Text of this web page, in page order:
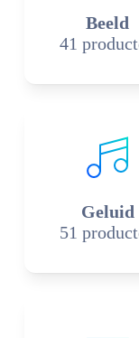
Beeld
41
Geluid
51